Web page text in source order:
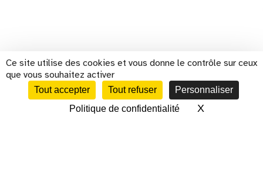
Ce site utilise des cookies et vous donne le contrôle sur ceux
que vous souhaitez activer
Tout accepter Tout refuser
Personnaliser
Politique de confidentialité
XMasquer le
CALENDRIER